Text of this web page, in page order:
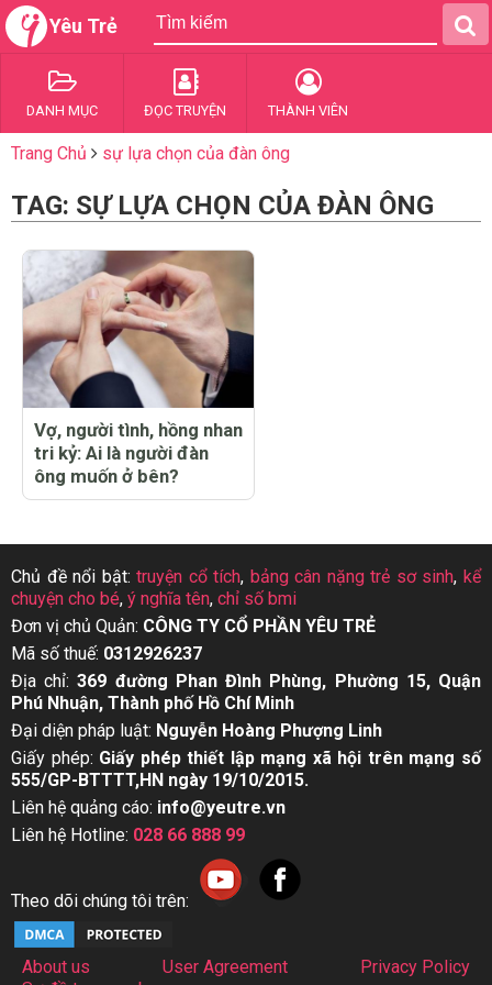
Yêu Trẻ
DANH MỤC ĐỌC TRUYỆN THÀNH VIÊN
Trang Chủ sự lựa chọn của đàn ông
TAG: SỰ LỰA CHỌN CỦA ĐÀN ÔNG
Vợ, người tình, hồng nhan
tri kỷ: Ai là người đàn
ông muốn ở bên?
Chủ đề nổi bật:truyện cổ tích, bảng cân nặng trẻ sơ sinh,kể
chuyện cho bé, ý nghĩa tên, chỉ số bmi
Đơn vị chủ Quản: CÔNG TY CỔ PHẦN YÊU TRẺ
Mã số thuế: 0312926237
Địa chỉ:369 đường Phan Đình Phùng, Phường 15, Quận
Phú Nhuận, Thành phố Hồ Chí Minh
Đại diện pháp luật: Nguyễn Hoàng Phượng Linh
Giấy phép: Giấy phép thiết lập mạng xã hội trên mạng số
555/GP-BTTTT,HN ngày 19/10/2015.
Liên hệ quảng cáo: info@yeutre.vn
Liên hệ Hotline: 028 66 888 99
Theo dõi chúng tôi trên:
About us User Agreement
Privacy Policy